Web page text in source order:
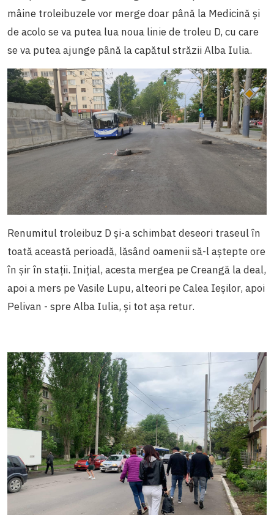
mâine troleibuzele vor merge doar până la Medicină și
de acolo se va putea lua noua linie de troleu D, cu care
se va putea ajunge până la capătul străzii Alba Iulia.
Renumitul troleibuz D și-a schimbat deseori traseul în
toată această perioadă, lăsând oamenii să-l aștepte ore
în șir în stații. Inițial, acesta mergea pe Creangă la deal,
apoi a mers pe Vasile Lupu, alteori pe Calea Ieșilor, apoi
Pelivan - spre Alba Iulia, și tot așa retur.